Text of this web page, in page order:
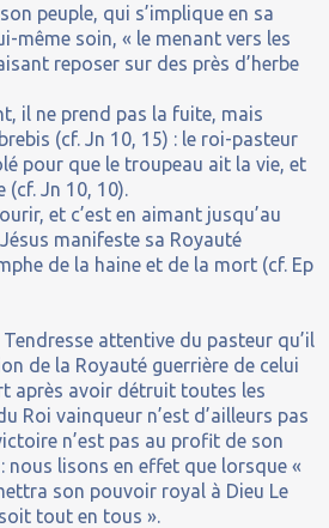
peuple, qui s’implique en sa
même soin, « le menant vers les
reposer sur des près d’herbe
il ne prend pas la fuite, mais
(cf. Jn 10, 15) : le roi-pasteur
pour que le troupeau ait la vie, et
(cf. Jn 10, 10).
et c’est en aimant jusqu’au
manifeste sa Royauté
de la haine et de la mort (cf. Ep
Tendresse attentive du pasteur qu’il
de la Royauté guerrière de celui
après avoir détruit toutes les
Roi vainqueur n’est d’ailleurs pas
n’est pas au profit de son
nous lisons en effet que lorsque «
son pouvoir royal à Dieu Le
tout en tous ».